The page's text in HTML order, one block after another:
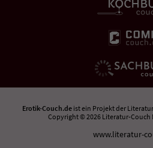
Erotik-Couch.de ist ein Projekt der
Copyright © 2026 Literatur-Couch
www.literatur-